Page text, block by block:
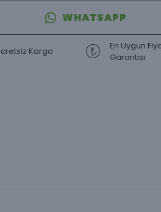
WHATSAPP
Kargo
En Uygun
Garantisi